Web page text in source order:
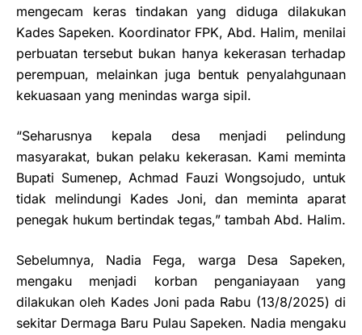
mengecam keras tindakan yang diduga dilakukan
Kades Sapeken. Koordinator FPK, Abd. Halim, menilai
perbuatan tersebut bukan hanya kekerasan terhadap
perempuan, melainkan juga bentuk penyalahgunaan
kekuasaan yang menindas warga sipil.
“Seharusnya kepala desa menjadi pelindung
masyarakat, bukan pelaku kekerasan. Kami meminta
Bupati Sumenep, Achmad Fauzi Wongsojudo, untuk
tidak melindungi Kades Joni, dan meminta aparat
penegak hukum bertindak tegas,” tambah Abd. Halim.
Sebelumnya, Nadia Fega, warga Desa Sapeken,
mengaku menjadi korban penganiayaan yang
dilakukan oleh Kades Joni pada Rabu (13/8/2025) di
sekitar Dermaga Baru Pulau Sapeken. Nadia mengaku